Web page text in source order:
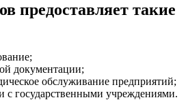
предоставляет такие
;
документации;
обслуживание предприятий;
с государственными учреждениями.